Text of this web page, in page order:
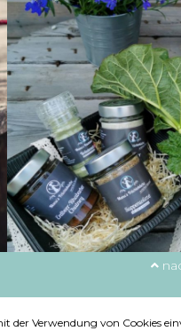
der Verwendung von Cookies